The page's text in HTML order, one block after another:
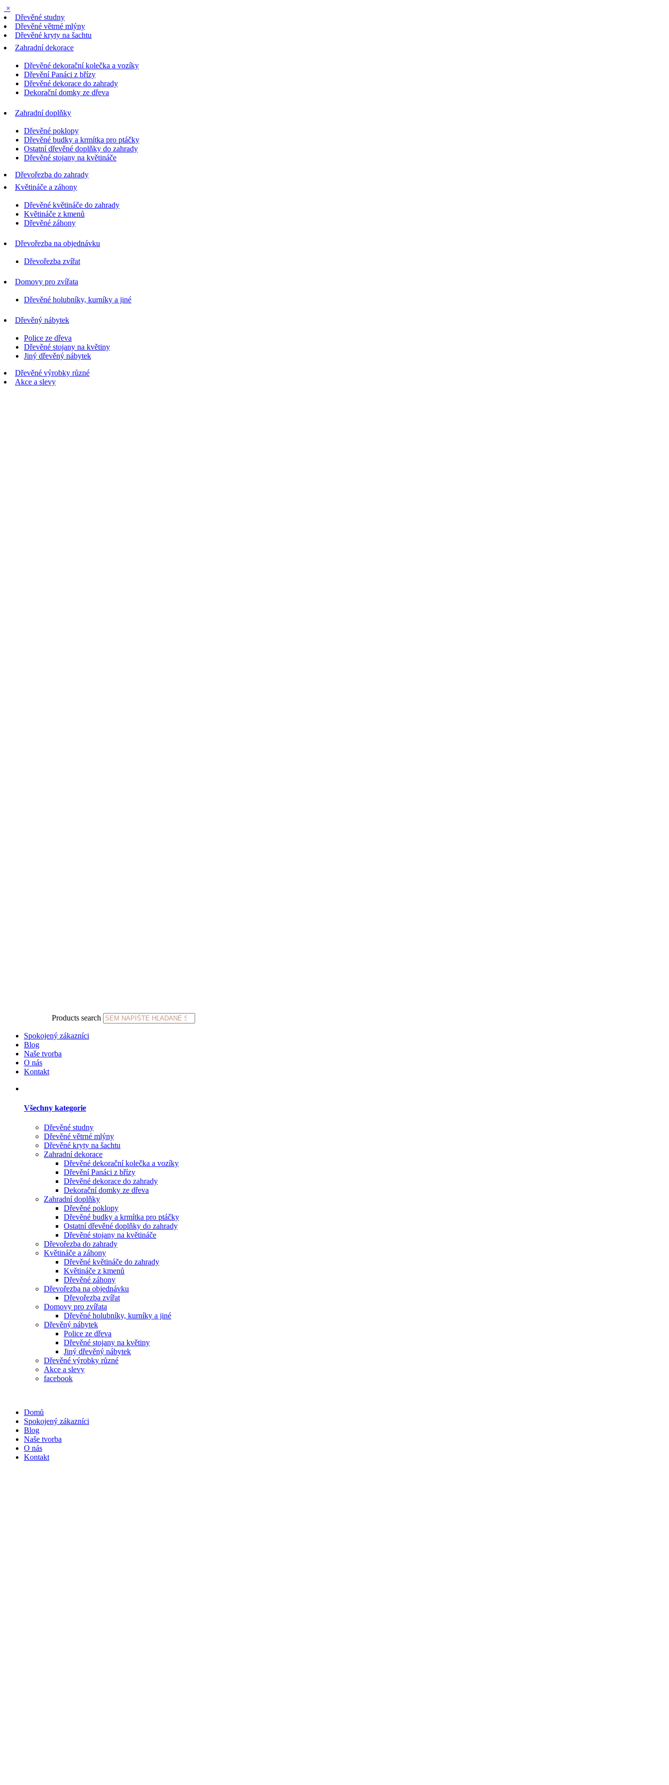
×
Dřevěné studny
Dřevěné větrné mlýny
Dřevěné kryty na šachtu
Zahradní dekorace
Dřevěné dekorační kolečka a vozíky
Dřevění Panáci z břízy
Dřevěné dekorace do zahrady
Dekorační domky ze dřeva
Zahradní doplňky
Dřevěné poklopy
Dřevěné budky a krmítka pro ptáčky
Ostatní dřevěné doplňky do zahrady
Dřevěné stojany na květináče
Dřevořezba do zahrady
Květináče a záhony
Dřevěné květináče do zahrady
Květináče z kmenů
Dřevěné záhony
Dřevořezba na objednávku
Dřevořezba zvířat
Domovy pro zvířata
Dřevěné holubníky, kurníky a jiné
Dřevěný nábytek
Police ze dřeva
Dřevěné stojany na květiny
Jiný dřevěný nábytek
Dřevěné výrobky různé
Akce a slevy
Products search
Spokojený zákazníci
Blog
Naše tvorba
O nás
Kontakt
Všechny kategorie
Dřevěné studny
Dřevěné větrné mlýny
Dřevěné kryty na šachtu
Zahradní dekorace
Dřevěné dekorační kolečka a vozíky
Dřevění Panáci z břízy
Dřevěné dekorace do zahrady
Dekorační domky ze dřeva
Zahradní doplňky
Dřevěné poklopy
Dřevěné budky a krmítka pro ptáčky
Ostatní dřevěné doplňky do zahrady
Dřevěné stojany na květináče
Dřevořezba do zahrady
Květináče a záhony
Dřevěné květináče do zahrady
Květináče z kmenů
Dřevěné záhony
Dřevořezba na objednávku
Dřevořezba zvířat
Domovy pro zvířata
Dřevěné holubníky, kurníky a jiné
Dřevěný nábytek
Police ze dřeva
Dřevěné stojany na květiny
Jiný dřevěný nábytek
Dřevěné výrobky různé
Akce a slevy
facebook
Domů
Spokojený zákazníci
Blog
Naše tvorba
O nás
Kontakt